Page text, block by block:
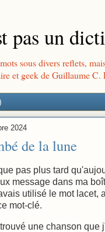
pas un
sous divers reflets,
et geek de Guillaume C.
2024
de la lune
pas plus tard
message dans ma
utilisé le mot lacet,
mot-clé.
une chanson que